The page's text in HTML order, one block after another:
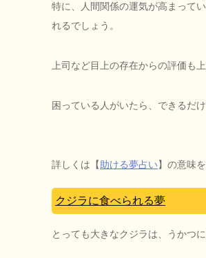
特に、人間関係の運気が高まって
れるでしょう。
上司など目上の存在からの評価も
困っている人がいたら、できるだ
詳しくは【助ける夢占い】の意味
クジラに食べられる夢
とっても大きなクジラは、うかつ